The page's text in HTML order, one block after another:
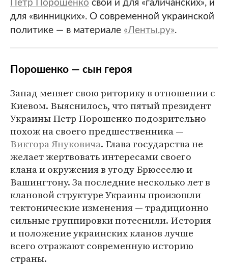
Петр Порошенко свой и для «галичанских», и
для «винницких». О современной украинской
политике — в материале «Ленты.ру».
Порошенко — сын героя
Запад меняет свою риторику в отношении с
Киевом. Выяснилось, что пятый президент
Украины Петр Порошенко подозрительно
похож на своего предшественника —
Виктора Януковича. Глава государства не
желает жертвовать интересами своего
клана и окружения в угоду Брюсселю и
Вашингтону. За последние несколько лет в
клановой структуре Украины произошли
тектонические изменения — традиционно
сильные группировки потеснили. История
и положение украинских кланов лучше
всего отражают современную историю
страны.